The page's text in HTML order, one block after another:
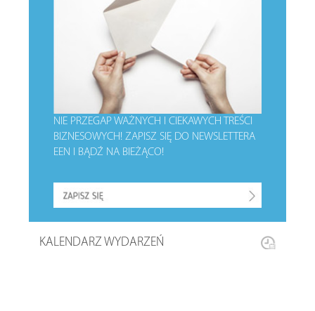
NIE PRZEGAP WAŻNYCH I CIEKAWYCH TREŚCI
BIZNESOWYCH!ZAPISZ SIĘ DO NEWSLETTERA
EEN I BĄDŹ NA BIEŻĄCO!
KALENDARZ WYDARZEŃ